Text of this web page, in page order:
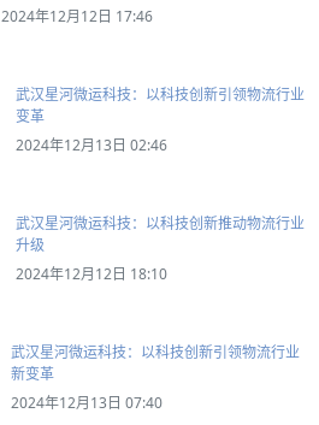
2024年12月12日 17:46
武汉星河微运科技：以科技创新引领物流行业
变革
2024年12月13日 02:46
武汉星河微运科技：以科技创新推动物流行业
升级
2024年12月12日 18:10
武汉星河微运科技：以科技创新引领物流行业
新变革
2024年12月13日 07:40